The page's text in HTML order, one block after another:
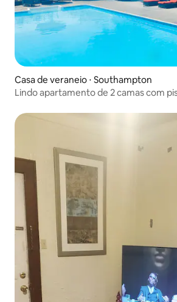
Casa de veraneio ⋅ Southampton
Lindo apartamento de 2 camas com